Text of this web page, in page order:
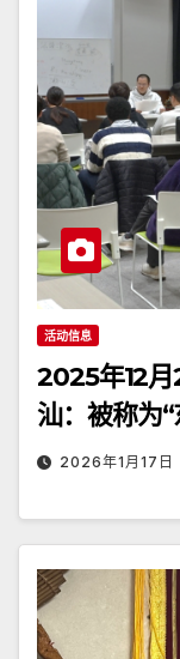
活动信息
2025年12
汕：被称为“
2026年1月17日